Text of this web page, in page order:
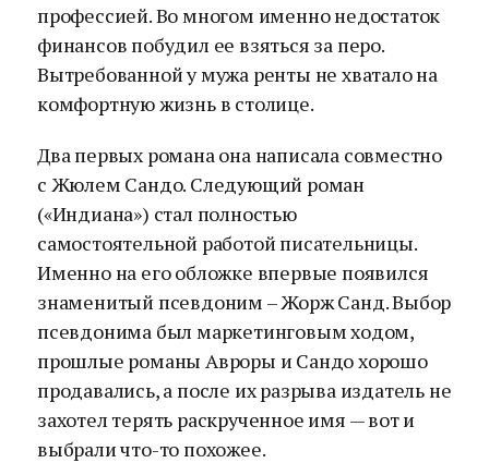
профессией. Во многом именно недостаток
финансов побудил ее взяться за перо.
Вытребованной у мужа ренты не хватало на
комфортную жизнь в столице.
Два первых романа она написала совместно
с Жюлем Сандо. Следующий роман
(«Индиана») стал полностью
самостоятельной работой писательницы.
Именно на его обложке впервые появился
знаменитый псевдоним – Жорж Санд. Выбор
псевдонима был маркетинговым ходом,
прошлые романы Авроры и Сандо хорошо
продавались, а после их разрыва издатель не
захотел терять раскрученное имя — вот и
выбрали что-то похожее.